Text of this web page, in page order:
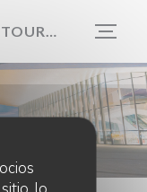
RESTAURANT ÉPHÉMÈRE DE RETOUR EN 2026